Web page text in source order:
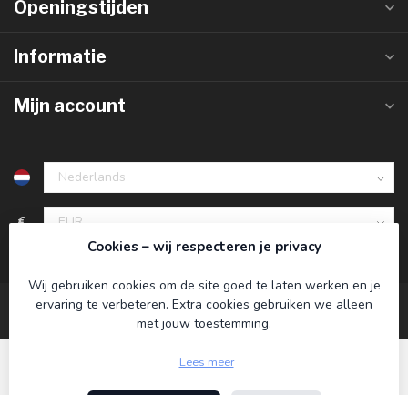
Openingstijden
Informatie
Mijn account
€
Cookies – wij respecteren je privacy
Wij gebruiken cookies om de site goed te laten werken en je
ervaring te verbeteren. Extra cookies gebruiken we alleen
met jouw toestemming.
Lees meer